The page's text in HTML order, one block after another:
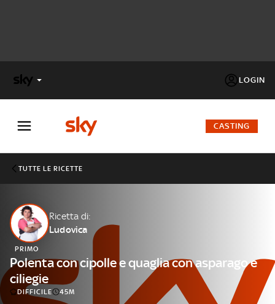
LOGIN
FACTOR
Cos’altro vedere:
PROGRAMMI SKY
Un mondo di offerte:
SKY.IT
NOW
CASTING
TUTTE LE RICETTE
Ricetta di:
Ludovica
PRIMO
Polenta con cipolle e quaglia con asparago e
ciliegie
DIFFICILE 45M